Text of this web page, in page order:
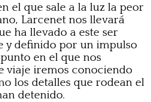
el que sale a la luz la peor
Larcenet nos llevará
ha llevado a este ser
y definido por un impulso
en el que nos
viaje iremos conociendo
los detalles que rodean el
detenido.